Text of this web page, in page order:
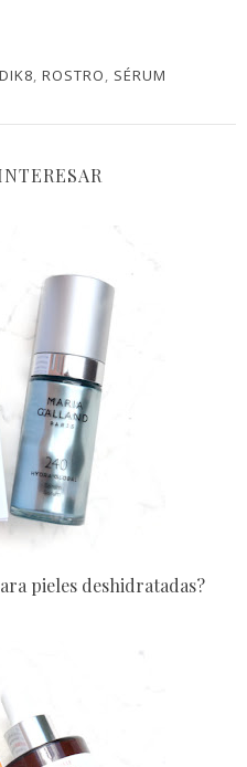
, ROSTRO, SÉRUM
pieles deshidratadas?